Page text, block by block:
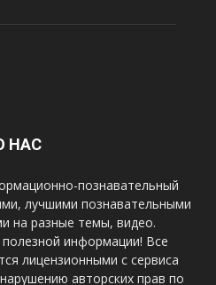
НАС
познавательный
лучшими познавательными
на разные темы, видео.
информации! Все
лицензионными с сервиса
авторских прав по